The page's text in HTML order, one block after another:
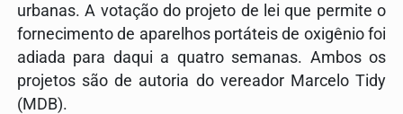
urbanas. A votação do projeto de lei que permite o
fornecimento de aparelhos portáteis de oxigênio foi
adiada para daqui a quatro semanas. Ambos os
projetos são de autoria do vereador Marcelo Tidy
(MDB).